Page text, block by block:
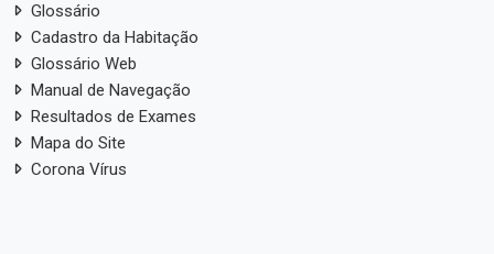
Glossário
Cadastro da Habitação
Glossário Web
Manual de Navegação
Resultados de Exames
Mapa do Site
Corona Vírus